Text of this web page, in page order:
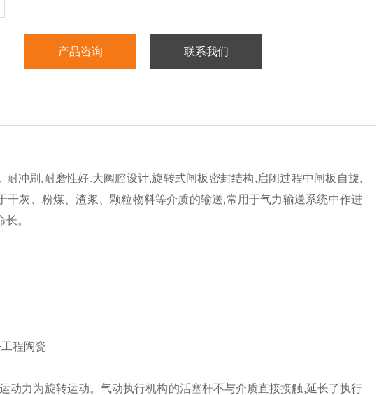
产品咨询 联系我们
冲刷,耐磨性好.大阀腔设计,旋转式闸板密封结构,启闭过程中闸板自旋,
干灰、粉煤、渣浆、颗粒物料等介质的输送,常用于气力输送系统中作进
。
程陶瓷
动力为旋转运动。气动执行机构的活塞杆不与介质直接接触,延长了执行